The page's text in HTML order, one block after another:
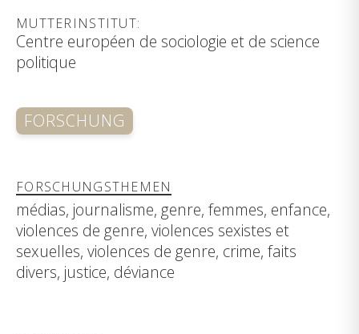
MUTTERINSTITUT:
Centre européen de sociologie et de science
politique
FORSCHUNG
FORSCHUNGSTHEMEN
médias, journalisme, genre, femmes, enfance,
violences de genre, violences sexistes et
sexuelles, violences de genre, crime, faits
divers, justice, déviance